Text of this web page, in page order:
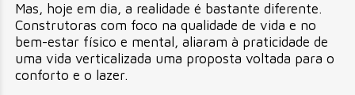
Mas, hoje em dia, a realidade é bastante diferente.
Construtoras com foco na qualidade de vida e no
bem-estar físico e mental, aliaram à praticidade de
uma vida verticalizada uma proposta voltada para o
conforto e o lazer.